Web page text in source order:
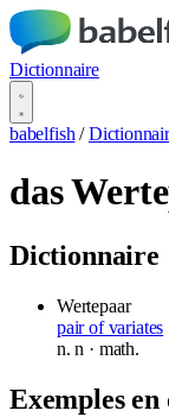
Dictionnaire
babelfish /
das
Dictionnaire
Wertepaar
pair of variates
n.n · math.
Exemples en